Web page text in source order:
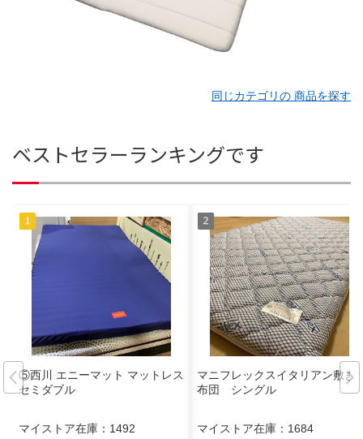
同じカテゴリの 商品を探す
ベストセラーランキングです
⑤西川 エニーマット マットレス
セミダブル
マイストア在庫： 1492
マニフレックスイタリアン敷き
布団 シングル
マイストア在庫： 1684